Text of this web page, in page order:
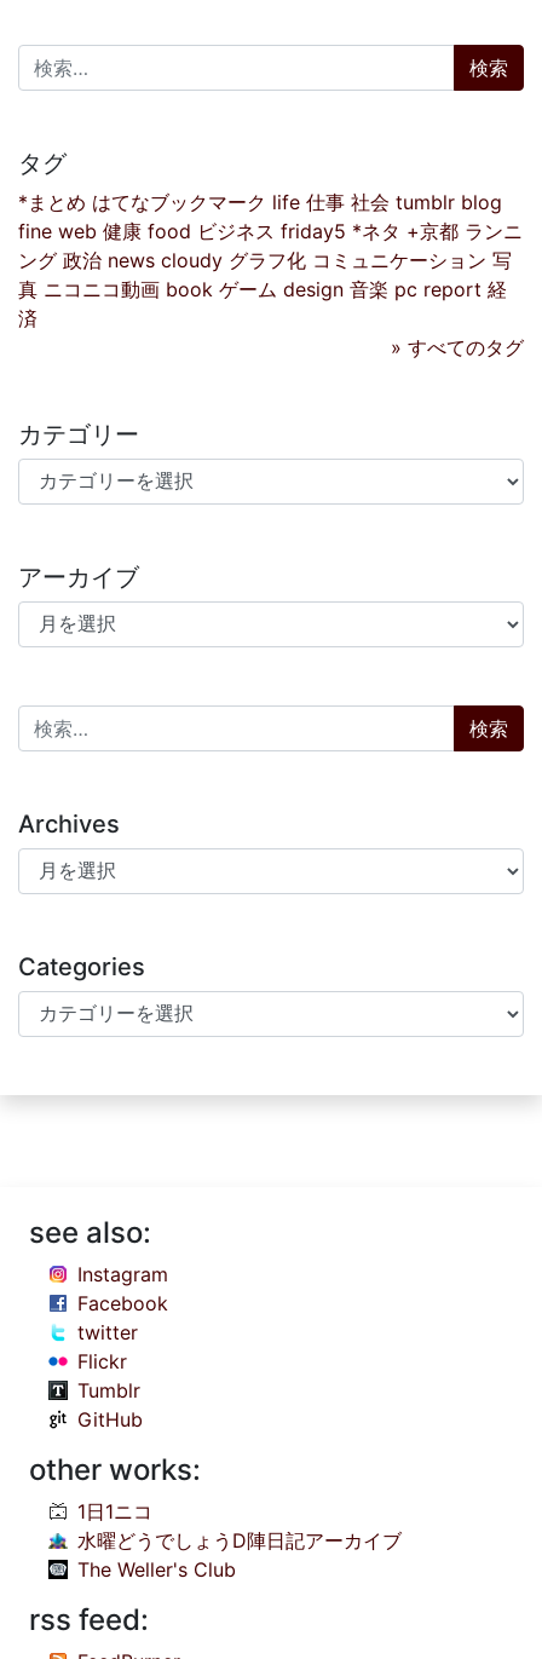
検索:
タグ
*まとめ はてなブックマーク life 仕事 社会 tumblr blog
fine web 健康 food ビジネス friday5 *ネタ +京都 ランニ
ング 政治 news cloudy グラフ化 コミュニケーション 写
真 ニコニコ動画 book ゲーム design 音楽 pc report 経
済
» すべてのタグ
カテゴリー
カテゴリー
アーカイブ
アーカイブ
検索:
Archives
Archives
Categories
Categories
see also:
Instagram
Facebook
twitter
Flickr
Tumblr
GitHub
other works:
1日1ニコ
水曜どうでしょうD陣日記アーカイブ
The Weller's Club
rss feed: